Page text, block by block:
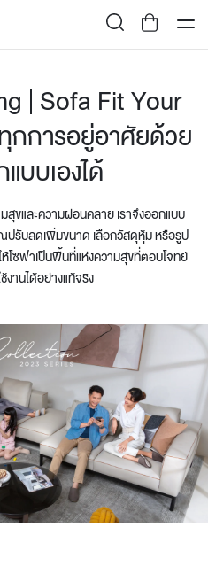
| Sofa Fit Your
กการอยู่อาศัยด้วย
บบเองได้
สุขและความผ่อนคลาย เราจึงออกแบบ
ปรับลดเพิ่มขนาด เลือกวัสดุหุ้ม หรือรูป
โซฟาเป็นพื้นที่แห่งความสุขที่ตอบโจทย์
งานได้อย่างแท้จริง